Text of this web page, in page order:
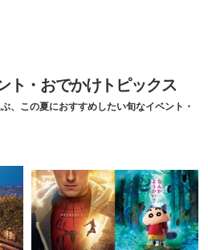
ト・おでかけトピックス
、この夏におすすめしたい旬なイベント・